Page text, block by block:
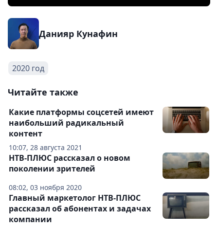
Данияр Кунафин
2020 год
Читайте также
10:07, 28 августа 2021
Какие платформы соцсетей имеют
наибольший радикальный
контент
08:02, 03 ноября 2020
НТВ-ПЛЮС рассказал о новом
поколении зрителей
Главный маркетолог НТВ-ПЛЮС
рассказал об абонентах и задачах
компании